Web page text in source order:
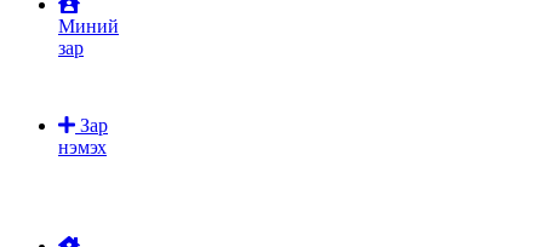
Миний
зар
Зар
нэмэх